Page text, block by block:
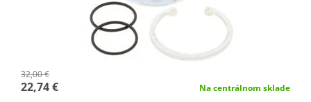
32,00 €
22,74 € Na centrálnom sklade